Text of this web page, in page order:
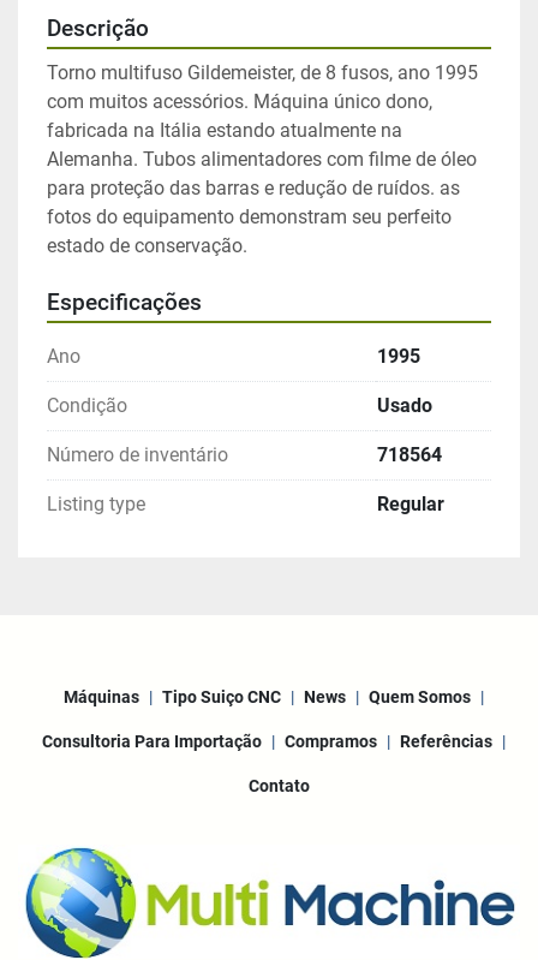
Descrição
Torno multifuso Gildemeister, de 8 fusos, ano 1995
com muitos acessórios. Máquina único dono,
fabricada na Itália estando atualmente na
Alemanha. Tubos alimentadores com filme de óleo
para proteção das barras e redução de ruídos. as
fotos do equipamento demonstram seu perfeito
estado de conservação.
Especificações
Ano 1995
Condição Usado
Número de inventário 718564
Listing type Regular
Máquinas Tipo Suiço CNC News Quem Somos
Consultoria Para Importação Compramos Referências
Contato